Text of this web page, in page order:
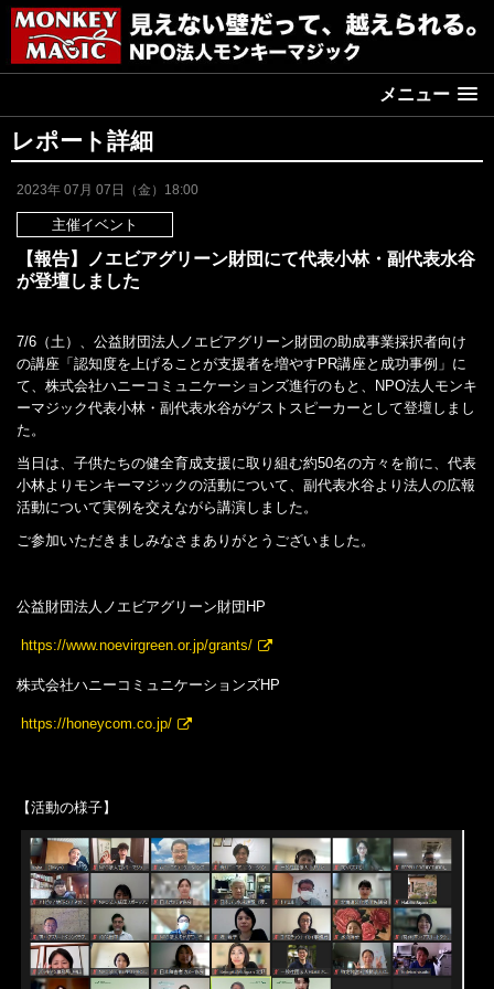
メニュー
レポート詳細
2023年 07月 07日（金）18:00
主催イベント
【報告】ノエビアグリーン財団にて代表小林・副代表水谷
が登壇しました
7/6（土）、公益財団法人ノエビアグリーン財団の助成事業採択者向け
の講座「認知度を上げることが支援者を増やすPR講座と成功事例」に
て、株式会社ハニーコミュニケーションズ進行のもと、NPO法人モンキ
ーマジック代表小林・副代表水谷がゲストスピーカーとして登壇しまし
た。
当日は、子供たちの健全育成支援に取り組む約50名の方々を前に、代表
小林よりモンキーマジックの活動について、副代表水谷より法人の広報
活動について実例を交えながら講演しました。
ご参加いただきましみなさまありがとうございました。
公益財団法人ノエビアグリーン財団HP
https://www.noevirgreen.or.jp/grants/
株式会社ハニーコミュニケーションズHP
https://honeycom.co.jp/
【活動の様子】